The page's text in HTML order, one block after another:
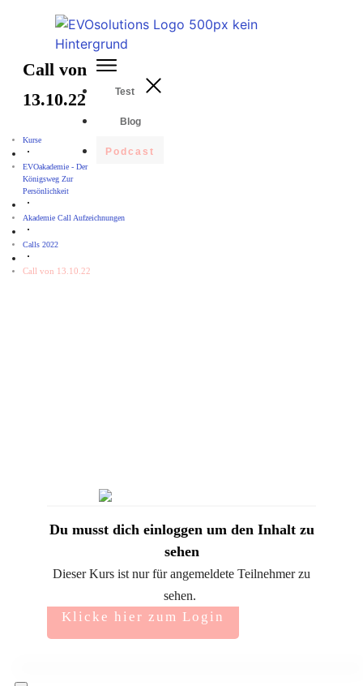
Test
Blog
Podcast
Call von
13.10.22
Kurse
EVOakademie - Der
Königsweg Zur
Persönlichkeit
Akademie Call Aufzeichnungen
Calls 2022
Call von 13.10.22
Du musst dich einloggen um den Inhalt zu
sehen
Dieser Kurs ist nur für angemeldete Teilnehmer zu
sehen.
Klicke hier zum Login